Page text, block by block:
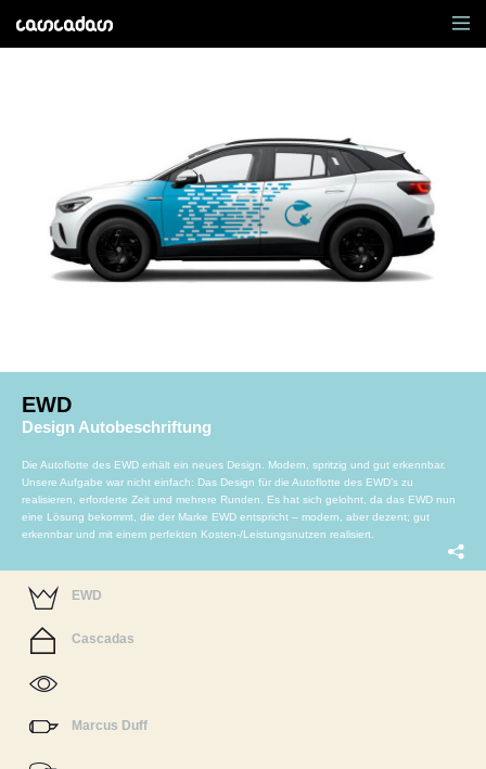
EWD
Design Autobeschriftung
Die Autoflotte des EWD erhält ein neues Design. Modern, spritzig und gut erkennbar.
Unsere Aufgabe war nicht einfach: Das Design für die Autoflotte des EWD’s zu
realisieren, erforderte Zeit und mehrere Runden. Es hat sich gelohnt, da das EWD nun
eine Lösung bekommt, die der Marke EWD entspricht – modern, aber dezent; gut
erkennbar und mit einem perfekten Kosten-/Leistungsnutzen realisiert.
EWD
Cascadas
Marcus Duff